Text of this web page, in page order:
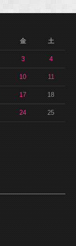
金 土
3 4
10 11
17 18
24 25